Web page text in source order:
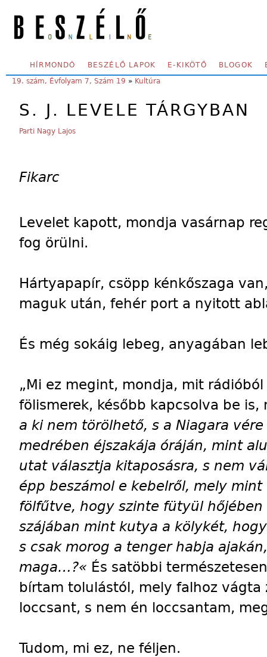
SECONDARY MENU
HÍRMONDÓ BESZÉLŐ LAPOK E-KIKÖTŐ BLOGOK
YOU ARE HERE:
19. szám, Évfolyam 7, Szám 19 » Kultúra
S. J. LEVELE TÁRGYBAN
Parti Nagy Lajos
Fikarc
Levelet kapott, mondja vasárnap
fog örülni.
Hártyapapír, csöpp kénkőszaga
maguk után, fehér port a nyitott
És még sokáig lebeg, anyagában
„Mi ez megint, mondja, mit
fölismerek, később kapcsolva be
a ki nem törölhető, s a Niagara
medrében éjszakája óráján, mint
utat választja kitaposásra, s nem
épp beszámol e kebelről, mely
fölfűtve, hogy szinte fütyül
szájában mint kutya a kölykét,
s csak morog a tenger habja
maga…?« És satöbbi
bírtam tolulástól, mely falhoz vágta
loccsant, s nem én loccsantam,
Tudom, mi ez, ne féljen.